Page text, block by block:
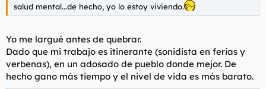
salud mental...de hecho, yo lo estoy viviendo.
Yo me largué antes de quebrar.
Dado que mi trabajo es itinerante (sonidista en ferias y
verbenas), en un adosado de pueblo donde mejor. De
hecho gano más tiempo y el nivel de vida es más barato.